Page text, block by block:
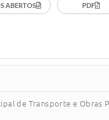
ABERTOS PDF
de Transporte e Obras